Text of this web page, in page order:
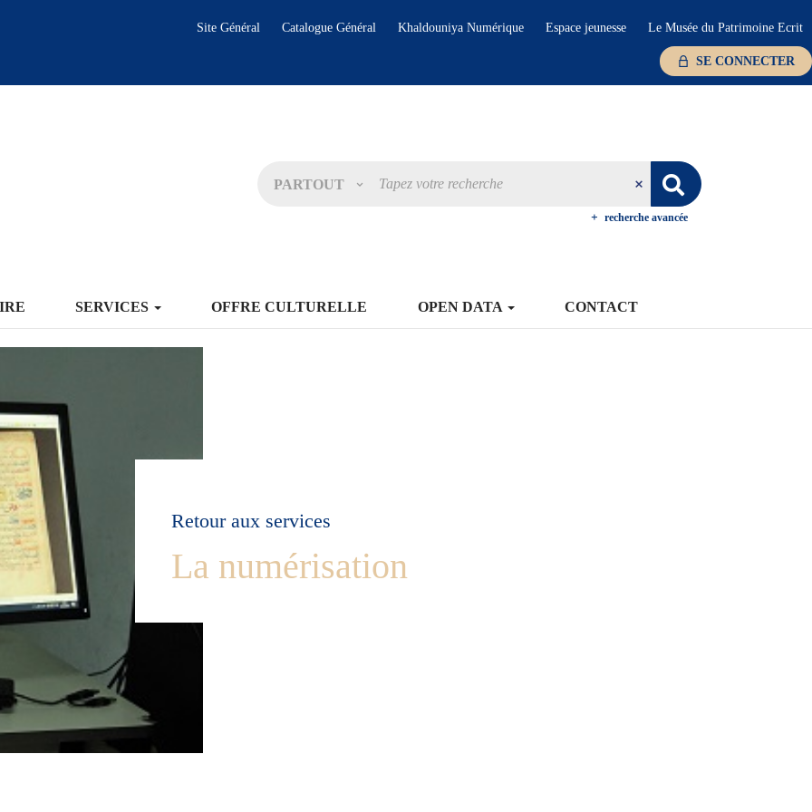
Site Général Catalogue Général Khaldouniya Numérique Espace jeunesse Le Musée du Patrimoine Ecrit
SE CONNECTER
PARTOUT
recherche avancée
SERVICES OFFRE CULTURELLE OPEN DATA CONTACT
Retour aux services
La numérisation